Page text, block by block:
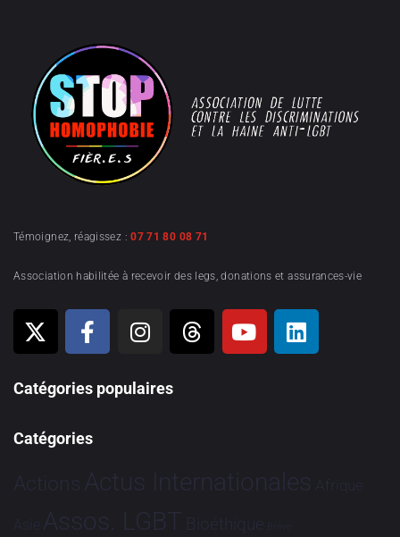
Témoignez, réagissez :07 71 80 08 71
Association habilitée à recevoir des legs, donations et assurances-vie
Catégories populaires
Catégories
Actions Actus Internationales Afrique
Asie Assos. LGBT Bioéthique Brève